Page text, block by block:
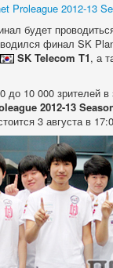
будет
финал SK
SK Telecom T1, а
10 000 зрителей в
2012-13
3 августа в